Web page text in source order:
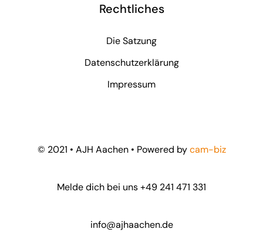
Rechtliches
Die Satzung
Datenschutzerklärung
Impressum
© 2021 • AJH Aachen • Powered bycam-biz
Melde dich bei uns+49 241 471 331
info@ajhaachen.de